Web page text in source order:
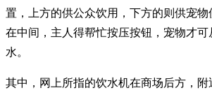
置，上方的供公众饮用，下方的则供宠
在中间，主人得帮忙按压按钮，宠物才可
水。
其中，网上所指的饮水机在商场后方，